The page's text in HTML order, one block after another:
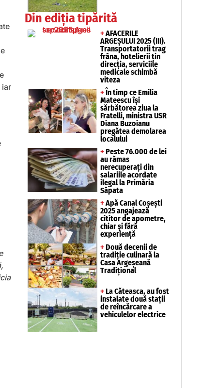
iar
Din ediția tipărită
+ AFACERILE
ARGEȘULUI 2025 (III).
Transportatorii trag
frâna, hotelierii țin
direcția, serviciile
medicale schimbă
viteza
+ În timp ce Emilia
Mateescu își
sărbătorea ziua la
Fratelli, ministra USR
Diana Buzoianu
pregătea demolarea
localului
+ Peste 76.000 de lei
au rămas
nerecuperați din
salariile acordate
ilegal la Primăria
Săpata
+ Apă Canal Coșești
2025 angajează
cititor de apometre,
chiar și fără
experiență
+ Două decenii de
tradiție culinară la
Casa Argeșeană
Tradițional
+ La Căteasca, au fost
instalate două stații
de reîncărcare a
vehiculelor electrice